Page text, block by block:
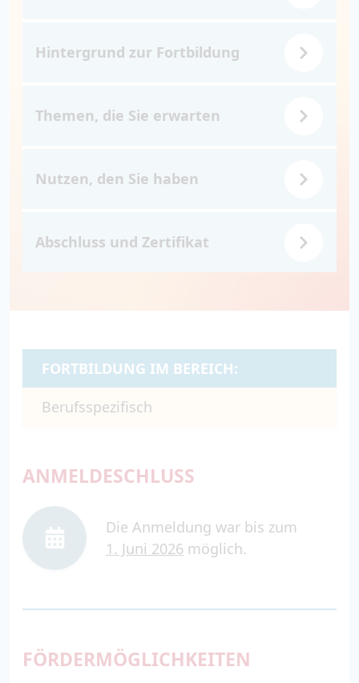
Hintergrund zur Fortbildung
Themen, die Sie erwarten
Nutzen, den Sie haben
Abschluss und Zertifikat
FORTBILDUNG IM BEREICH:
Berufsspezifisch
ANMELDESCHLUSS
Die Anmeldung war bis zum
1. Juni 2026 möglich.
FÖRDERMÖGLICHKEITEN